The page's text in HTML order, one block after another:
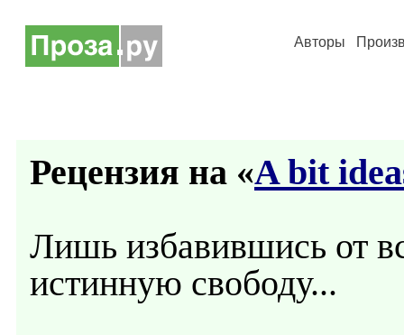
Авторы
Рецензия на «A bit
Лишь избавившись от
истинную свободу...